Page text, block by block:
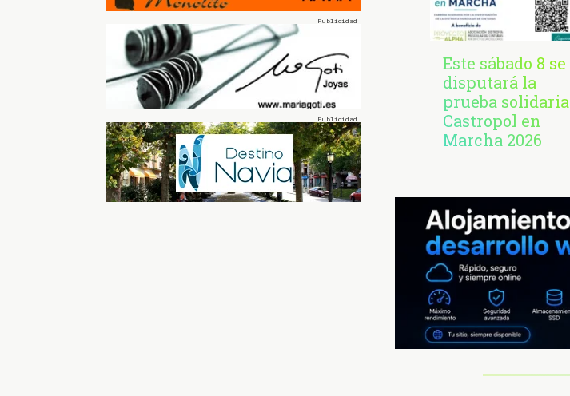
Este sábado 8 se
disputará la
prueba solidaria
Castropol en
Marcha 2026